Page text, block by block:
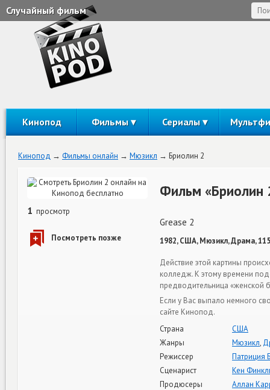
Случайный фильм
Кинопод Фильмы Сериалы
Кинопод Фильмы онлайн Мюзикл Бриолин 2
1 просмотр
Фильм «Бриолин
Grease 2
1982, США, Мюзикл, Драма,
Действие этой картины
колледж. К этому времени
предводительница «женской
Если у Вас выпало немного
сайте Кинопод.
Страна
США
Жанры
Мюзикл,
Режиссер
Патриция
Сценарист
Кен
Продюсеры
Аллан